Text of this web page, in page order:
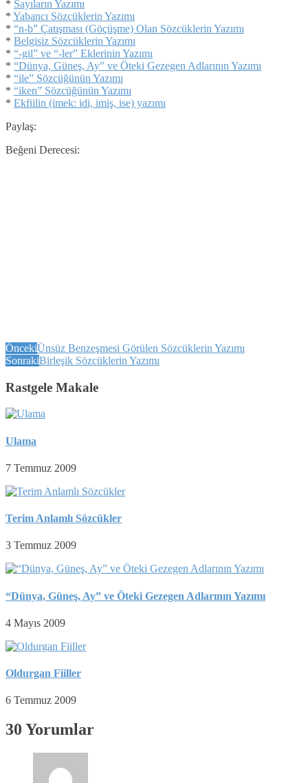
* Sayıların Yazımı
* Yabancı Sözcüklerin Yazımı
* “n-b” Çatışması (Göçüşme) Olan Sözcüklerin Yazımı
* Belgisiz Sözcüklerin Yazımı
* “-gil” ve “-ler” Eklerinin Yazımı
* “Dünya, Güneş, Ay” ve Öteki Gezegen Adlarının Yazımı
* “ile” Sözcüğünün Yazımı
* “iken” Sözcüğünün Yazımı
* Ekfiilin (imek: idi, imiş, ise) yazımı
Paylaş:
Beğeni Derecesi:
ÖncekiÜnsüz Benzeşmesi Görülen Sözcüklerin Yazımı
SonrakiBirleşik Sözcüklerin Yazımı
Rastgele Makale
Ulama
7 Temmuz 2009
Terim Anlamlı Sözcükler
3 Temmuz 2009
“Dünya, Güneş, Ay” ve Öteki Gezegen Adlarının Yazımı
4 Mayıs 2009
Oldurgan Fiiller
6 Temmuz 2009
30 Yorumlar